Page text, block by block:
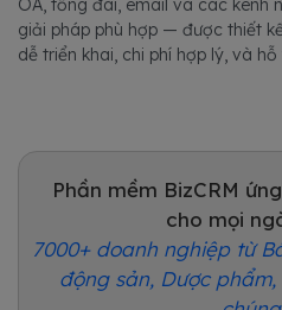
OA, tổng đài, email và các kênh
giải pháp phù hợp — được thiết
dễ triển khai, chi phí hợp lý, và
Phần mềm BizCRM
cho mọi
7000+ doanh nghiệp từ
động sản, Dược